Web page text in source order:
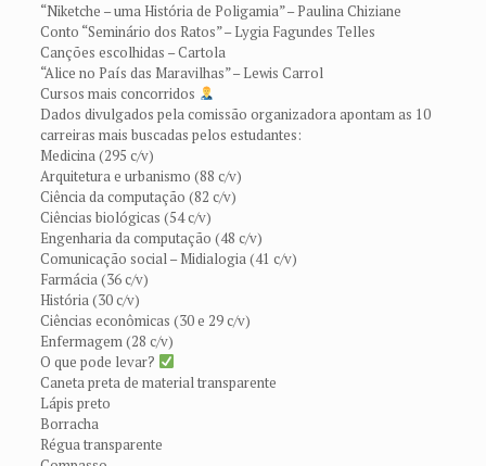
“Niketche – uma História de Poligamia” – Paulina Chiziane
Conto “Seminário dos Ratos” – Lygia Fagundes Telles
Canções escolhidas – Cartola
“Alice no País das Maravilhas” – Lewis Carrol
Cursos mais concorridos
Dados divulgados pela comissão organizadora apontam as 10
carreiras mais buscadas pelos estudantes:
Medicina (295 c/v)
Arquitetura e urbanismo (88 c/v)
Ciência da computação (82 c/v)
Ciências biológicas (54 c/v)
Engenharia da computação (48 c/v)
Comunicação social – Midialogia (41 c/v)
Farmácia (36 c/v)
História (30 c/v)
Ciências econômicas (30 e 29 c/v)
Enfermagem (28 c/v)
O que pode levar?
Caneta preta de material transparente
Lápis preto
Borracha
Régua transparente